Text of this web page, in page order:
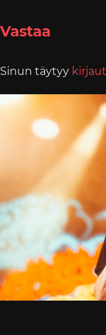
Vastaa
Sinun täytyy